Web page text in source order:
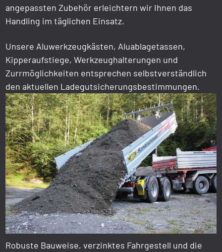
angepassten Zubehör erleichtern wir Ihnen das
Handling im täglichen Einsatz.
Unsere Aluwerkzeugkästen, Aluablagetassen,
Kipperaufstiege, Werkzeughalterungen und
Zurrmöglichkeiten entsprechen selbstverständlich
den aktuellen Ladegutsicherungsbestimmungen.
Robuste Bauweise, verzinktes Fahrgestell und die